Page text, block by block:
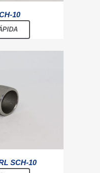
10
SCH-10